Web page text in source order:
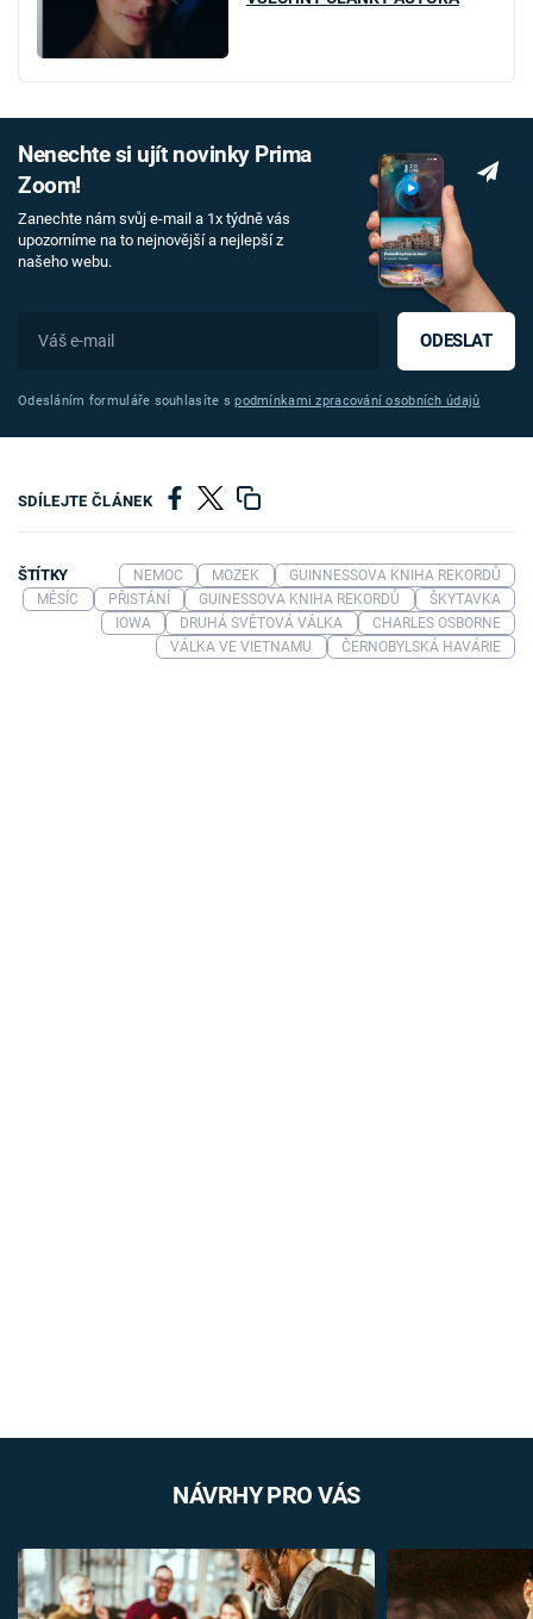
Nenechte si ujít novinky Prima
Zoom!
Zanechte nám svůj e-mail a 1x týdně vás
upozorníme na to nejnovější a nejlepší z
našeho webu.
ODESLAT
Odesláním formuláře souhlasíte spodmínkami zpracování osobních údajů
SDÍLEJTE ČLÁNEK
ŠTÍTKY NEMOC MOZEK
GUINNESSOVA KNIHA REKORDŮ
MĚSÍC
PŘISTÁNÍ GUINESSOVA KNIHA REKORDŮ
ŠKYTAVKA
IOWA
DRUHÁ SVĚTOVÁ VÁLKA
CHARLES OSBORNE
VÁLKA VE VIETNAMU
ČERNOBYLSKÁ HAVÁRIE
NÁVRHY PRO VÁS